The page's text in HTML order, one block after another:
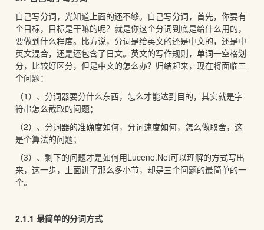
自己写分词，光知道上面的还不够。自己写分词，首先，你要有
个目标，目标是干嘛的呢？就是你这个分词到底是给什么用的，
要做到什么程度。比方说，分词是给英文的还是中文的，还是中
英文混合，还是还包含了日文。英文的写作规则，单词一空格划
分，比较好区分，但是中文的怎么办？归结起来，现在将面临三
个问题：
（1）、分词器要分什么东西，怎么才能达到目的，其实就是字
符串怎么截取的问题；
（2）、分词器的准确度如何，分词速度如何，怎么做取舍，这
是个算法的问题；
（3）、剩下的问题才是如何用Lucene.Net可以理解的方式写出
来，这一步，上面讲了那么多小节，却是三个问题的最简单的一
个。
2.1.1 最简单的分词方式